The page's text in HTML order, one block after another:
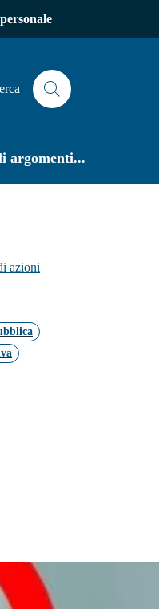
argomenti...
azioni